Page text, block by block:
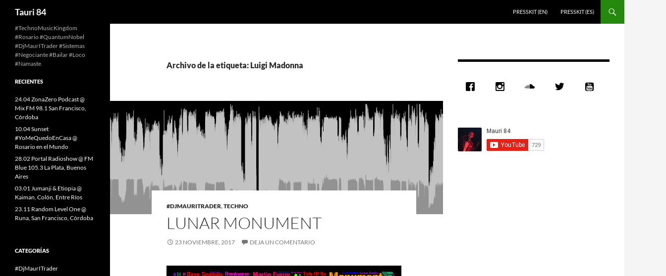
Saltar
contenido
Tauri 84 PRESSKIT (EN) PRESSKIT (ES)
Archivo de la etiqueta: Luigi Madonna
#DJMAURITRADER,TECHNO
LUNAR MONUMENT
23 NOVIEMBRE, 2017 DEJA UN COMENTARIO
#TechnoMusicKingdom
#Rosario #QuantumNobel
#DjMaurITrader #Sistemas
#Negociante #Bailar #Loco
#Namaste
RECIENTES
24.04 ZonaZero Podcast @
Mix FM 98.1 San Francisco,
Córdoba
10.04 Sunset
#YoMeQuedoEnCasa @
Rosario en el Mundo
28.02 Portal Radioshow @ FM
Blue 105.3 La Plata, Buenos
Aires
03.01 Jumanji & Etiopia @
Kaiman, Colón, Entre Ríos
23.11 Random Level One @
Runa, San Francisco, Córdoba
CATEGORÍAS
#DjMaurITrader